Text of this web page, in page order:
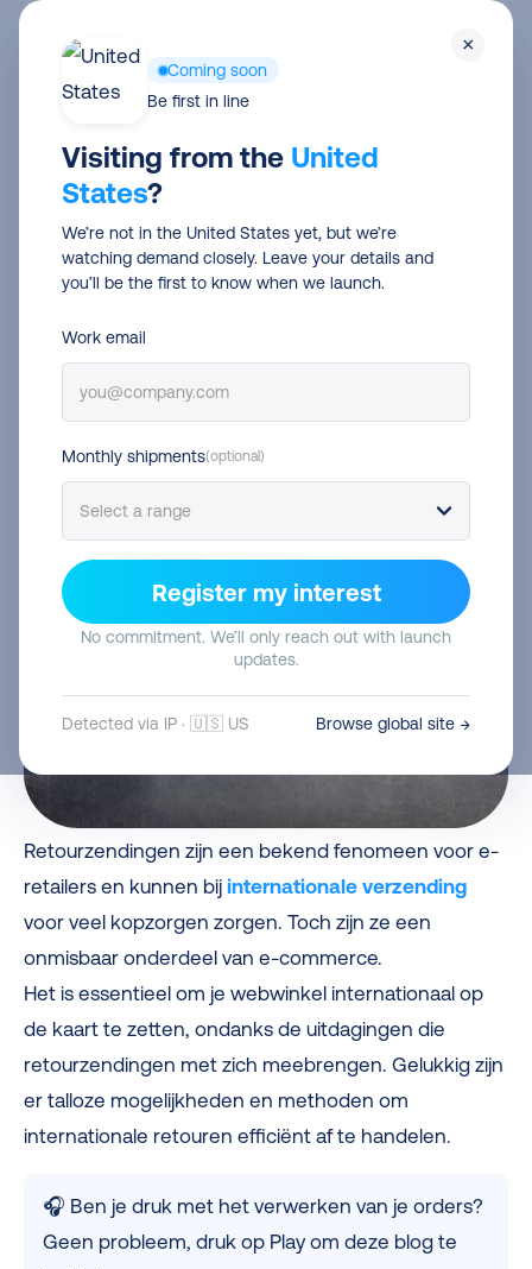
Skip
E-commerce retouren
5 tips om efficiënter
internationale retouren te
verwerken
Retourzendingen zijn een bekend fenomeen voor e-
retailers en kunnen bij internationale verzending
voor veel kopzorgen zorgen. Toch zijn ze een
onmisbaar onderdeel van e-commerce.
Het is essentieel om je webwinkel internationaal op
de kaart te zetten, ondanks de uitdagingen die
retourzendingen met zich meebrengen. Gelukkig zijn
er talloze mogelijkheden en methoden om
internationale retouren efficiënt af te handelen.
🎧 Ben je druk met het verwerken van je orders?
Geen probleem, druk op Play om deze blog te
×
Coming soon
Be first in line
Visiting from the United
States?
We’re not in the United States yet, but we’re
watching demand closely. Leave your details and
you’ll be the first to know when we launch.
Work email
Monthly shipments(optional)
Register my interest
No commitment. We’ll only reach out with launch
updates.
Detected via IP · 🇺🇸 US Browse global site →